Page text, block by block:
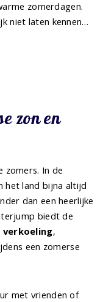
zomerdagen.
niet laten kennen…
zon en
zomers. In de
het land bijna altijd
dan een heerlijke
biedt de
verkoeling,
een zomerse
met vrienden of